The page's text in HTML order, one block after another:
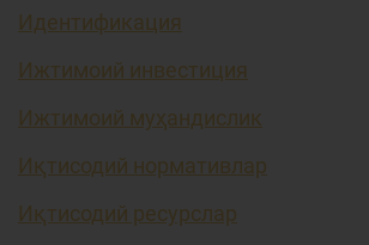
Идентификация
Ижтимоий инвестиция
Ижтимоий муҳандислик
Иқтисодий нормативлар
Иқтисодий ресурслар